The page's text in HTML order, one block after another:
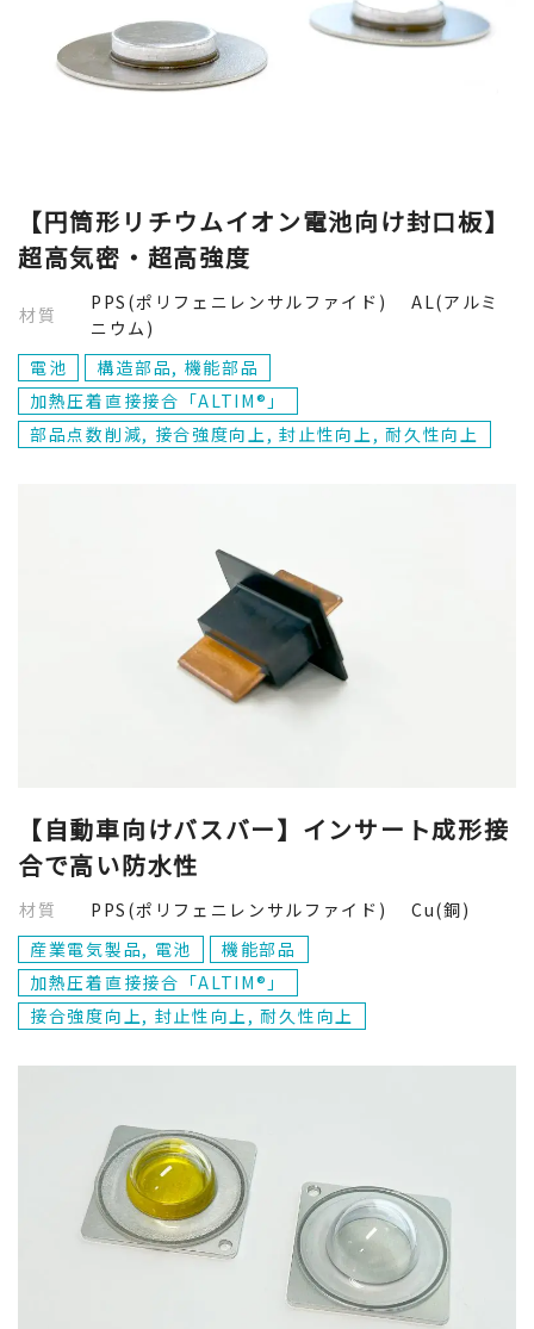
【円筒形リチウムイオン電池向け封口板】
超高気密・超高強度
材質
PPS(ポリフェニレンサルファイド) AL(アルミ
ニウム)
電池
構造部品, 機能部品
加熱圧着直接接合「ALTIM®」
部品点数削減, 接合強度向上, 封止性向上, 耐久性向上
【自動車向けバスバー】インサート成形接
合で高い防水性
材質
PPS(ポリフェニレンサルファイド) Cu(銅)
産業電気製品, 電池
機能部品
加熱圧着直接接合「ALTIM®」
接合強度向上, 封止性向上, 耐久性向上